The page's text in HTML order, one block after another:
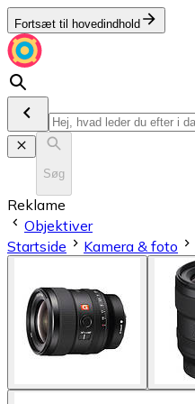
Fortsæt til hovedindhold
Søg
Reklame
Objektiver
Startside
Kamera & foto